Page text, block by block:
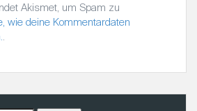
Akismet, um Spam zu
wie deine Kommentardaten
.